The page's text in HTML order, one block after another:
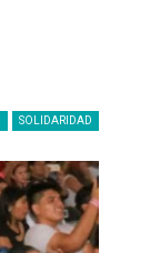
SOLIDARIDAD